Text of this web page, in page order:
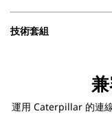
技術套組
運用 Caterpillar 的連